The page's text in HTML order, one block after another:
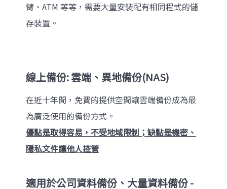
臂、ATM 等等，需要大量安裝配有相同程式的儲
存裝置。
線上備份: 雲端、異地備份(NAS)
在近十年間，免費的提供空間讓雲端備份成為最
為廣泛使用的備份方式。
優點是取得容易，不受地域限制；缺點是機密、
隱私文件讓他人控管
適用於公司資料備份、大量資料備份 -